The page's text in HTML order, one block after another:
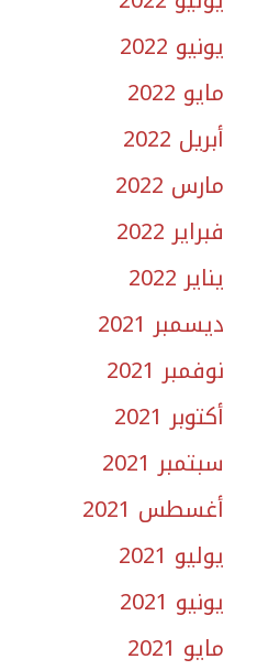
يونيو 2022
مايو 2022
أبريل 2022
مارس 2022
فبراير 2022
يناير 2022
ديسمبر 2021
نوفمبر 2021
أكتوبر 2021
سبتمبر 2021
أغسطس 2021
يوليو 2021
يونيو 2021
مايو 2021